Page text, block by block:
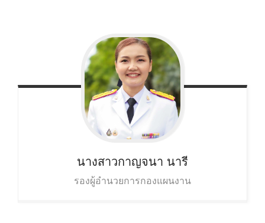
นางสาวกาญจนา นารี
รองผู้อำนวยการกองแผนงาน